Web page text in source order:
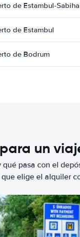
de Estambul-
de Estambul
de Bodrum
un
qué pasa con el
elige el alquiler